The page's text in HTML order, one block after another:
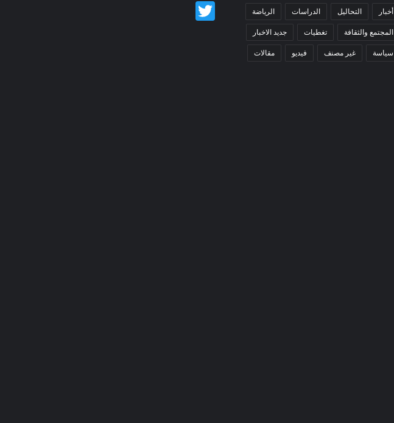
أخبار التحاليل الدراسات الرياضة
المجتمع والثقافة تغطيات جديد الاخبار
سياسة غير مصنف فيديو مقالات